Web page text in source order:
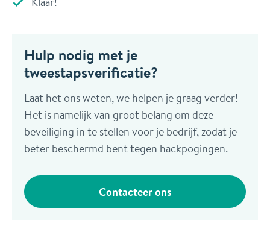
Hulp nodig met je
tweestapsverificatie?
Laat het ons weten, we helpen je graag verder!
Het is namelijk van groot belang om deze
beveiliging in te stellen voor je bedrijf, zodat je
beter beschermd bent tegen hackpogingen.
Contacteer ons